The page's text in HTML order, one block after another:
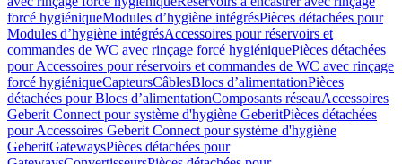
forcé hygiéniqueModules d’hygiène intégrésPièces détachées pour
Modules d’hygiène intégrésAccessoires pour réservoirs et
commandes de WC avec rinçage forcé hygiéniquePièces détachées
pour Accessoires pour réservoirs et commandes de WC avec rinçage
forcé hygiéniqueCapteursCâblesBlocs d’alimentationPièces
détachées pour Blocs d’alimentationComposants réseauAccessoires
Geberit Connect pour système d'hygiène GeberitPièces détachées
pour Accessoires Geberit Connect pour système d'hygiène
GeberitGatewaysPièces détachées pour